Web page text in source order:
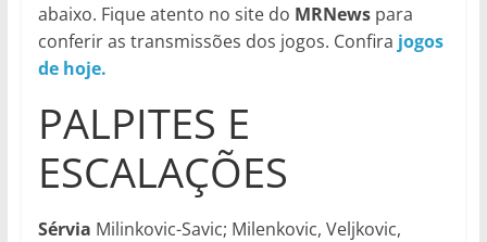
abaixo. Fique atento no site do MRNewspara
conferir as transmissões dos jogos. Confira jogos
de hoje.
PALPITES E
ESCALAÇÕES
Sérvia Milinkovic-Savic; Milenkovic, Veljkovic,